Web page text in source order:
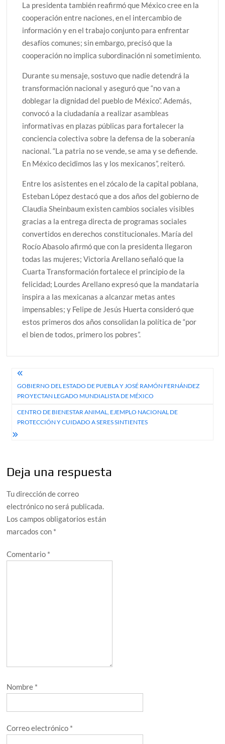
La presidenta también reafirmó que México cree en la
cooperación entre naciones, en el intercambio de
información y en el trabajo conjunto para enfrentar
desafíos comunes; sin embargo, precisó que la
cooperación no implica subordinación ni sometimiento.
Durante su mensaje, sostuvo que nadie detendrá la
transformación nacional y aseguró que “no van a
doblegar la dignidad del pueblo de México”. Además,
convocó a la ciudadanía a realizar asambleas
informativas en plazas públicas para fortalecer la
conciencia colectiva sobre la defensa de la soberanía
nacional. “La patria no se vende, se ama y se defiende.
En México decidimos las y los mexicanos”, reiteró.
Entre los asistentes en el zócalo de la capital poblana,
Esteban López destacó que a dos años del gobierno de
Claudia Sheinbaum existen cambios sociales visibles
gracias a la entrega directa de programas sociales
convertidos en derechos constitucionales. María del
Rocío Abasolo afirmó que con la presidenta llegaron
todas las mujeres; Victoria Arellano señaló que la
Cuarta Transformación fortalece el principio de la
felicidad; Lourdes Arellano expresó que la mandataria
inspira a las mexicanas a alcanzar metas antes
impensables; y Felipe de Jesús Huerta consideró que
estos primeros dos años consolidan la política de “por
el bien de todos, primero los pobres”.
Navegación
de
entradas
GOBIERNO DEL ESTADO DE PUEBLA Y JOSÉ RAMÓN FERNÁNDEZ
PROYECTAN LEGADO MUNDIALISTA DE MÉXICO
CENTRO DE BIENESTAR ANIMAL, EJEMPLO NACIONAL DE
PROTECCIÓN Y CUIDADO A SERES SINTIENTES
Deja una respuesta
Tu dirección de correo
electrónico no será publicada.
Los campos obligatorios están
marcados con *
Comentario *
Nombre *
Correo electrónico *